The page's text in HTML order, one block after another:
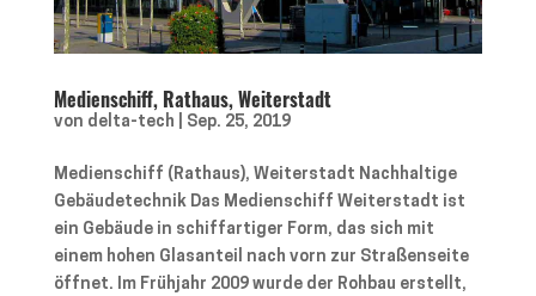
Medienschiff, Rathaus, Weiterstadt
von delta-tech Sep. 25, 2019
Medienschiff (Rathaus), Weiterstadt Nachhaltige
Gebäudetechnik Das Medienschiff Weiterstadt ist
ein Gebäude in schiffartiger Form, das sich mit
einem hohen Glasanteil nach vorn zur Straßenseite
öffnet. Im Frühjahr 2009 wurde der Rohbau erstellt,